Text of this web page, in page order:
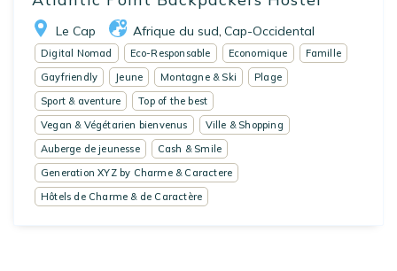
Le Cap Afrique du sud Cap-Occidental
Digital Nomad Eco-Responsable Economique
Famille
Gayfriendly
Jeune Montagne & Ski
Plage
Sport & aventure
Top of the best
Vegan & Végétarien bienvenus
Ville & Shopping
Auberge de jeunesse
Cash & Smile
Generation XYZ by Charme & Caractere
Hôtels de Charme & de Caractère